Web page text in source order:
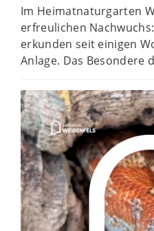
Im Heimatnaturgarten
erfreulichen
erkunden seit einigen
Anlage. Das Besondere